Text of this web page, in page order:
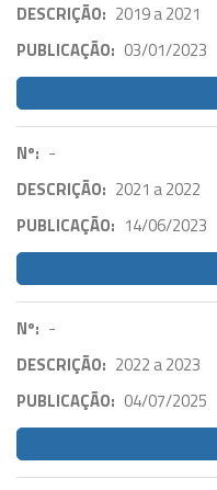
DESCRIÇÃO: 2019 a 2021
PUBLICAÇÃO: 03/01/2023
Nº: -
DESCRIÇÃO: 2021 a 2022
PUBLICAÇÃO: 14/06/2023
Nº: -
DESCRIÇÃO: 2022 a 2023
PUBLICAÇÃO: 04/07/2025